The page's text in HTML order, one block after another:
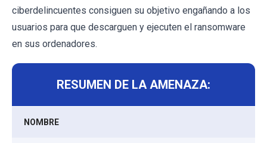
ciberdelincuentes consiguen su objetivo engañando a los
usuarios para que descarguen y ejecuten el ransomware
en sus ordenadores.
RESUMEN DE LA AMENAZA:
NOMBRE